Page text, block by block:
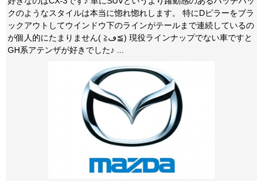
クのようなスタイルは本当に惚れ惚れします。 特にDピラーをブラ
ックアウトしてウインドウ下のラインがテールまで連続しているの
が個人的にたまりません( ≧ڡ≦) 現役ラインナップでない車ですと
GH系アテンザが好きでした♪ ...